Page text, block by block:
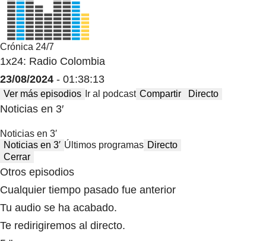
Crónica 24/7
1x24: Radio Colombia
23/08/2024 - 01:38:13
Ver más episodios Ir al podcast Compartir Directo
Noticias en 3′
Noticias en 3′
Noticias en 3′ Últimos programas Directo
Cerrar
Otros episodios
Cualquier tiempo pasado fue anterior
Tu audio se ha acabado.
Te redirigiremos al directo.